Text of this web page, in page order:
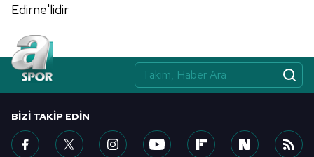
Edirne'lidir
BIZI TAKIP EDIN